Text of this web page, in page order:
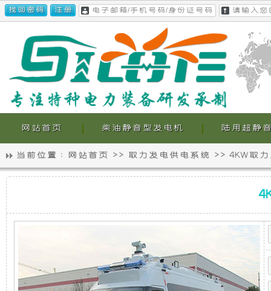
陆用超静
我
的
静
柴油静音型发电机
静
发
机
网站首页
当前位置 : 网站首页 >> 取力发电供电系统 >> 4KW取
4KW
取
力
发
电
机
供
电
系
统